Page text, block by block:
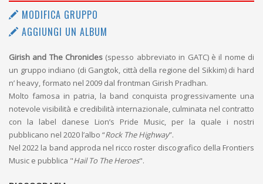
MODIFICA GRUPPO
AGGIUNGI UN ALBUM
Girish and The Chronicles (spesso abbreviato in GATC) è il nome di
un gruppo indiano (di Gangtok, città della regione del Sikkim) di hard
n’ heavy, formato nel 2009 dal frontman Girish Pradhan.
Molto famosa in patria, la band conquista progressivamente una
notevole visibilità e credibilità internazionale, culminata nel contratto
con la label danese Lion’s Pride Music, per la quale i nostri
pubblicano nel 2020 l’albo “Rock The Highway”.
Nel 2022 la band approda nel ricco roster discografico della Frontiers
Music e pubblica "Hail To The Heroes".